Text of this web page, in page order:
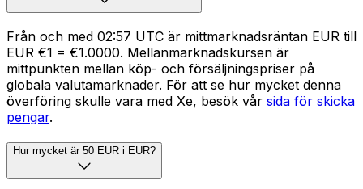
Från och med 02:57 UTC är mittmarknadsräntan EUR till
EUR €1 = €1.0000. Mellanmarknadskursen är
mittpunkten mellan köp- och försäljningspriser på
globala valutamarknader. För att se hur mycket denna
överföring skulle vara med Xe, besök vår sida för skicka
pengar.
Hur mycket är 50 EUR i EUR?